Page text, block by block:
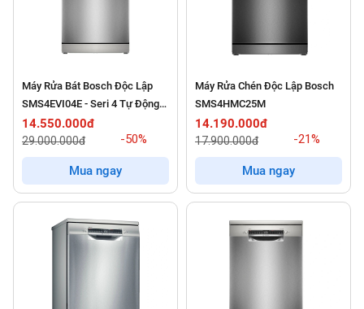
Máy Rửa Bát Bosch Độc Lập
SMS4EVI04E - Seri 4 Tự Động
Hé Cửa
14.550.000đ
29.000.000đ -50%
Mua ngay
Máy Rửa Chén Độc Lập Bosch
SMS4HMC25M
14.190.000đ
17.900.000đ -21%
Mua ngay